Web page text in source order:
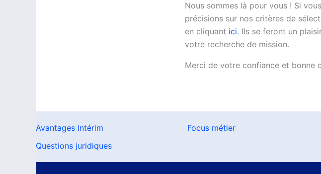
Nous sommes là pour vous ! Si
précisions sur nos critères de
en cliquant ici. Ils se feront un
votre recherche de mission.
Merci de votre confiance et bonne
Avantages Intérim Focus métier
Questions juridiques